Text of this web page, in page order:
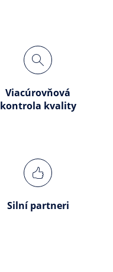
Viacúrovňová
kontrola kvality
Silní partneri